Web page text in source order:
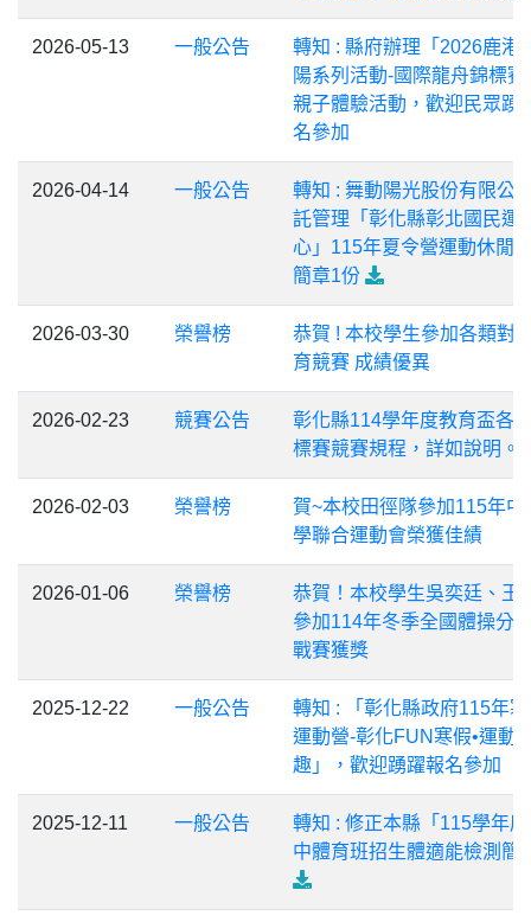
2026-05-13 一般公告
轉知 : 縣府辦理「2026鹿港
陽系列活動-國際龍舟錦標賽
親子體驗活動，歡迎民眾踴
名參加
2026-04-14 一般公告
轉知 : 舞動陽光股份有限公
託管理「彰化縣彰北國民運
心」115年夏令營運動休閒
簡章1份
2026-03-30 榮譽榜
恭賀 ! 本校學生參加各類對
育競賽 成績優異
2026-02-23 競賽公告
彰化縣114學年度教育盃各
標賽競賽規程，詳如說明。
2026-02-03 榮譽榜
賀~本校田徑隊參加115年中
學聯合運動會榮獲佳績
2026-01-06 榮譽榜
恭賀！本校學生吳奕廷、王
參加114年冬季全國體操分
戰賽獲獎
2025-12-22 一般公告
轉知 : 「彰化縣政府115年
運動營-彰化FUN寒假•運動
趣」，歡迎踴躍報名參加
2025-12-11 一般公告
轉知 : 修正本縣「115學年
中體育班招生體適能檢測簡